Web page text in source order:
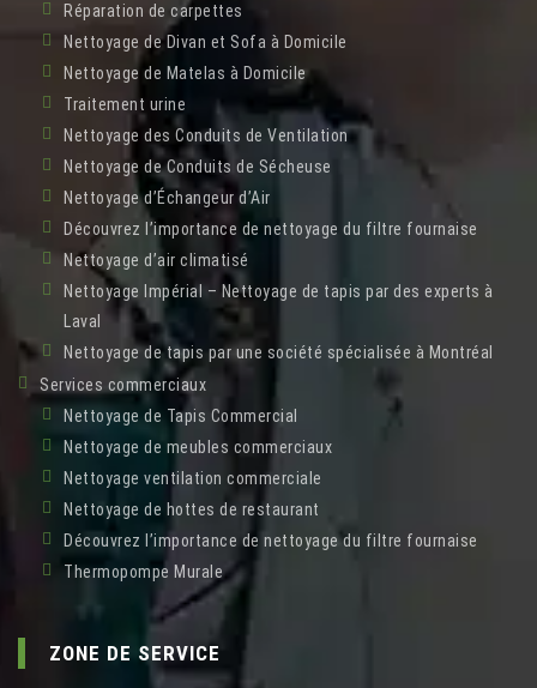
Réparation de carpettes
Nettoyage de Divan et Sofa à Domicile
Nettoyage de Matelas à Domicile
Traitement urine
Nettoyage des Conduits de Ventilation
Nettoyage de Conduits de Sécheuse
Nettoyage d’Échangeur d’Air
Découvrez l’importance de nettoyage du filtre fournaise
Nettoyage d’air climatisé
Nettoyage Impérial – Nettoyage de tapis par des experts à
Laval
Nettoyage de tapis par une société spécialisée à Montréal
Services commerciaux
Nettoyage de Tapis Commercial
Nettoyage de meubles commerciaux
Nettoyage ventilation commerciale
Nettoyage de hottes de restaurant
Découvrez l’importance de nettoyage du filtre fournaise
Thermopompe Murale
ZONE DE SERVICE